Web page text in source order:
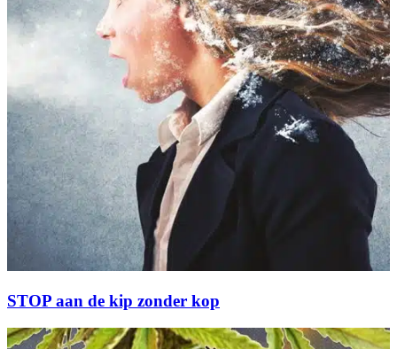
STOP aan de kip zonder kop